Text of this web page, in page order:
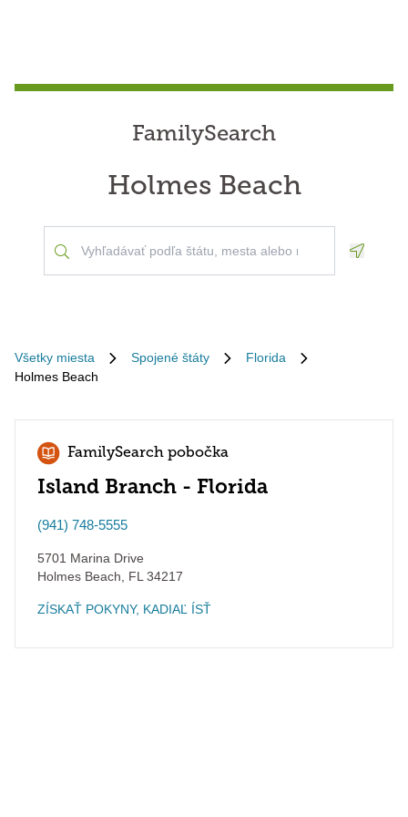
FamilySearch
Holmes Beach
Všetky miesta Spojené štáty
Florida
Holmes Beach
FamilySearch pobočka
Island Branch - Florida
(941) 748-5555
5701 Marina Drive
Holmes Beach
FL 34217
ZÍSKAŤ POKYNY, KADIAĽ ÍSŤ